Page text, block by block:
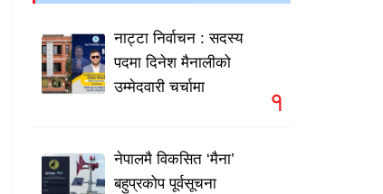
नाट्टा निर्वाचन : सदस्य
पदमा दिनेश मैनालीको
उम्मेदवारी चर्चामा
१
नेपालमै विकसित ‘मैना’
बहुप्रकोप पूर्वसूचना